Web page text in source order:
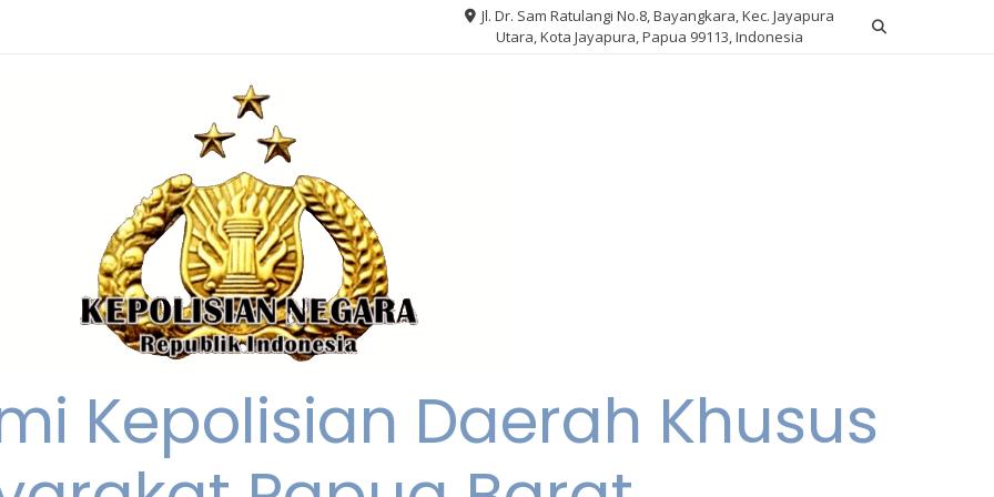
Jl. Dr. Sam Ratulangi No.8, Bayangkara, Kec. Jayapura
Utara, Kota Jayapura, Papua 99113, Indonesia
Kepolisian Daerah Khusus